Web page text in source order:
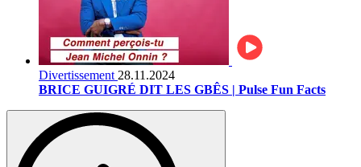
Divertissement 28.11.2024
BRICE GUIGRÉ DIT LES GBÊS | Pulse Fun Facts